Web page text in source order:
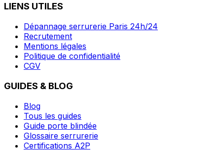
LIENS UTILES
Dépannage serrurerie Paris 24h/24
Recrutement
Mentions légales
Politique de confidentialité
CGV
GUIDES & BLOG
Blog
Tous les guides
Guide porte blindée
Glossaire serrurerie
Certifications A2P